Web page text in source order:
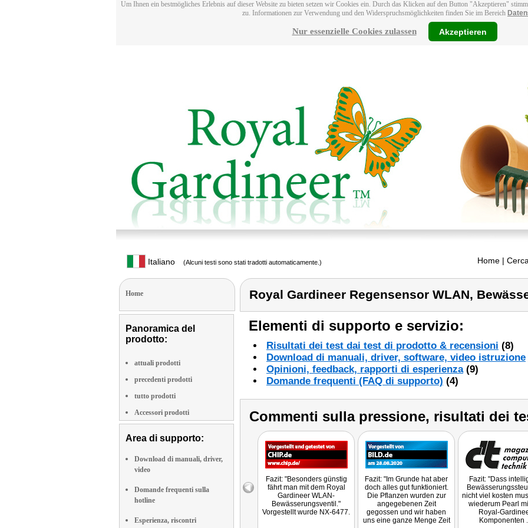
Um Ihnen ein bestmögliches Erlebnis auf dieser Website zu bieten setzen wir Cookies ein. Durch das Klicken auf den Button "Akzeptieren"
zu. Informationen zur Verwendung und den Widerspruchsmöglichkeiten finden Sie im Bereich
Nur essenzielle Cookies zulassen Akzeptieren
Italiano (Alcuni testi sono stati tradotti automaticamente.) Home |
Home
Panoramica del
prodotto:
attuali prodotti
precedenti prodotti
tutto prodotti
Accessori prodotti
Area di supporto:
Download di manuali, driver,
video
Domande frequenti sulla
hotline
Esperienza, riscontri
Royal Gardineer Regensensor WLAN,
Elementi di supporto e servizio:
Risultati dei test dai test di prodotto & recensioni (8)
Download di manuali, driver, software, video istruzione
Opinioni, feedback, rapporti di esperienza(9)
Domande frequenti (FAQ di supporto) (4)
Commenti sulla pressione, risultati dei
Fazit: "Besonders günstig
fährt man mit dem Royal
Gardineer WLAN-
Bewässerungsventil."
Vorgestellt wurde NX-6477.
Fazit: "Im Grunde hat aber
doch alles gut funktioniert.
Die Pflanzen wurden zur
angegebenen Zeit
gegossen und wir haben
uns eine ganze Menge Zeit
Fazit: "Dass
nicht viel kosten
wiederum Pearl
Royal-
Komponenten